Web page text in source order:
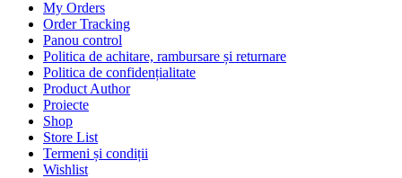
My Orders
Order Tracking
Panou control
Politica de achitare, rambursare și returnare
Politica de confidențialitate
Product Author
Proiecte
Shop
Store List
Termeni și condiții
Wishlist